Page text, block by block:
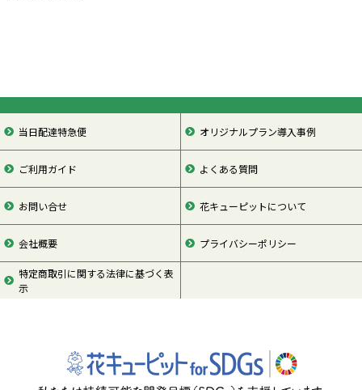
当日配達特急便 オリジナルプラン導入事例
ご利用ガイド よくある質問
お問い合せ 花キューピットについて
会社概要 プライバシーポリシー
特定商取引に関する法律に基づく表
示
ページの先頭